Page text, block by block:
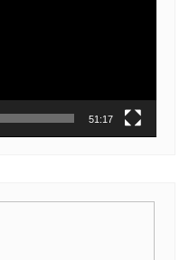
51:17